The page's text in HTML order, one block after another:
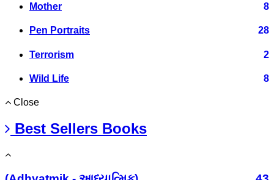
Mother 8
Pen Portraits 28
Terrorism 2
Wild Life 8
Close
Best Sellers Books